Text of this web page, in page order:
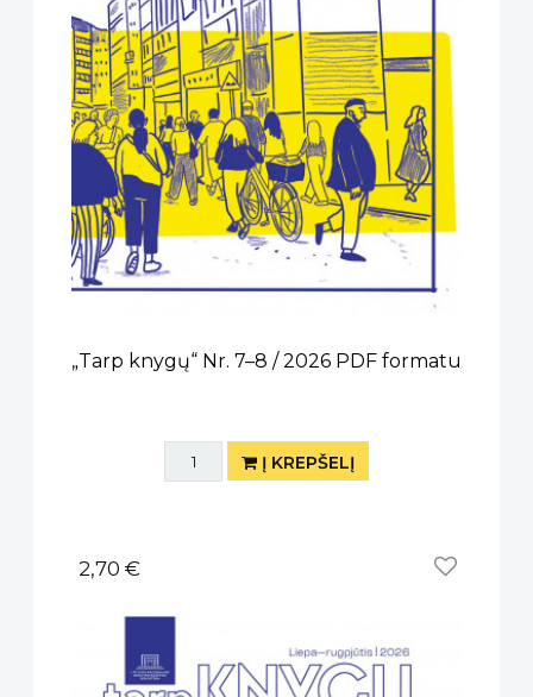
„Tarp knygų“ Nr. 7–8 / 2026 PDF formatu
Į KREPŠELĮ
2,70 €